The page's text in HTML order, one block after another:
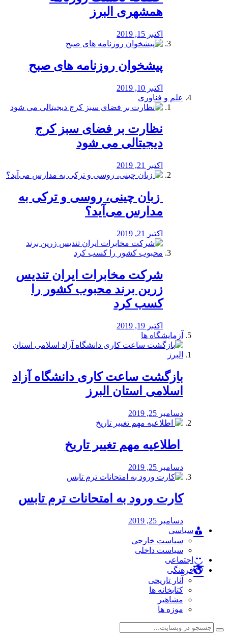
همشهری البرز
اکتبر 15, 2019
پیشخوان روزنامه های صبح
اکتبر 10, 2019
علم و فناوری
نظارت بر فضای سبز کرج
دیجیتالی می شود
اکتبر 21, 2019
️ زبان چینی، روسی و ترکی به
مدارس می‌آید؟
اکتبر 21, 2019
شرکت مخابرات ایران تندیس
زرین برند محبوب کشور را
کسب کرد
اکتبر 19, 2019
آزمایشگاه ها
بازگشت ساعت کاری دانشگاه آزاد
اسلامی استان البرز
دسامبر 25, 2019
️ اطلاعیه مهم تغییر تاریخ
دسامبر 25, 2019
کارت ورود به امتحانات ترم تابس
دسامبر 25, 2019
سیاسی
سیاست خارجی
سیاست داخلی
اجتماعی
فرهنگی
آثار تاریخی
کتابخانه ها
مشاهیر
موزه ها